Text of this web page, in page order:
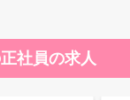
社員の求人